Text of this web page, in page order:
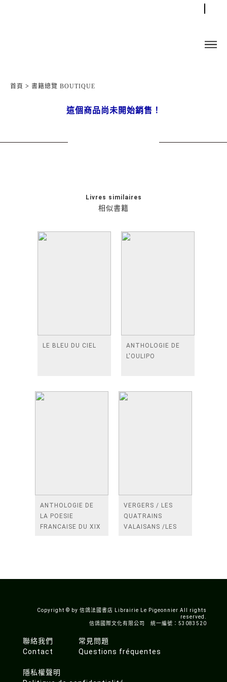
首頁 > 書籍總覽 BOUTIQUE
這個商品尚未開始銷售！
相似書籍
Livres similaires
LE BLEU DU CIEL
ANTHOLOGIE DE
L'OULIPO
ANTHOLOGIE DE
LA POESIE
FRANCAISE DU XIX
VERGERS / LES
QUATRAINS
VALAISANS /LES
Copyright © by 信鴿法國書店 Librairie Le Pigeonnier All rights
reserved.
信鴿國際文化有限公司 統一編號：53083520
聯絡我們
Contact
常見問題
Questions fréquentes
隱私權聲明